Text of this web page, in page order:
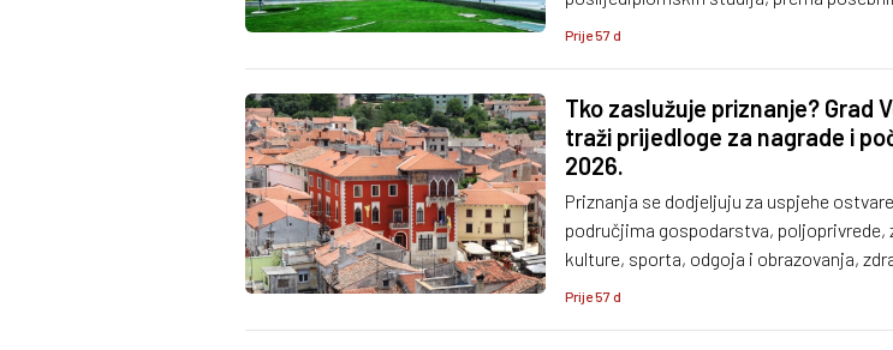
uvjetima.
Prije 57 d
Tko zaslužuje priznanje? Grad
traži prijedloge za nagrade i
2026.
Priznanja se dodjeljuju za uspjehe
područjima gospodarstva, poljoprivrede,
kulture, sporta, odgoja i obrazovanja,
obrane i sigurnosti, socijalne skrbi,
Prije 57 d